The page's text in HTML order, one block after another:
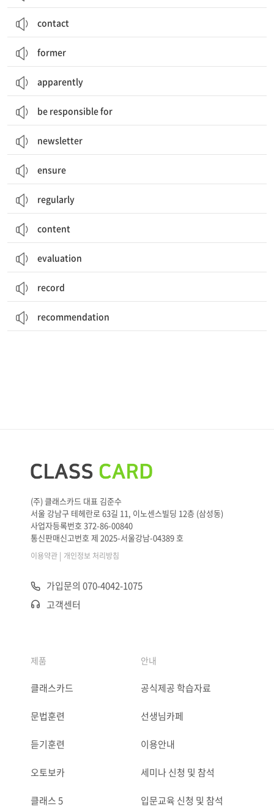
contact
former
apparently
be responsible for
newsletter
ensure
regularly
content
evaluation
record
recommendation
(주) 클래스카드 대표 김준수
서울 강남구 테헤란로 63길 11, 이노센스빌딩 12층 (삼성동)
사업자등록번호 372-86-00840
통신판매신고번호 제 2025-서울강남-04389 호
이용약관 | 개인정보 처리방침
가입문의 070-4042-1075
고객센터
제품
클래스카드
문법훈련
듣기훈련
오토보카
클래스 5
안내
공식제공 학습자료
선생님카페
이용안내
세미나 신청 및 참석
입문교육 신청 및 참석